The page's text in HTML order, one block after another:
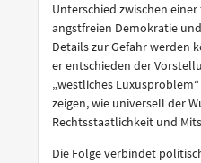
Unterschied zwischen
angstfreien Demokratie
Details zur Gefahr werden
er entschieden der
„westliches
zeigen, wie universell der
Rechtsstaatlichkeit und
Die Folge verbindet